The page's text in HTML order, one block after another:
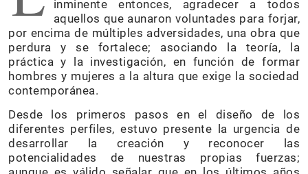
inminente entonces, agradecer a todos
aquellos que aunaron voluntades para forjar,
por encima de múltiples adversidades, una obra que
perdura y se fortalece; asociando la teoría, la
práctica y la investigación, en función de formar
hombres y mujeres a la altura que exige la sociedad
contemporánea.
Desde los primeros pasos en el diseño de los
diferentes perfiles, estuvo presente la urgencia de
desarrollar la creación y reconocer las
potencialidades de nuestras propias fuerzas;